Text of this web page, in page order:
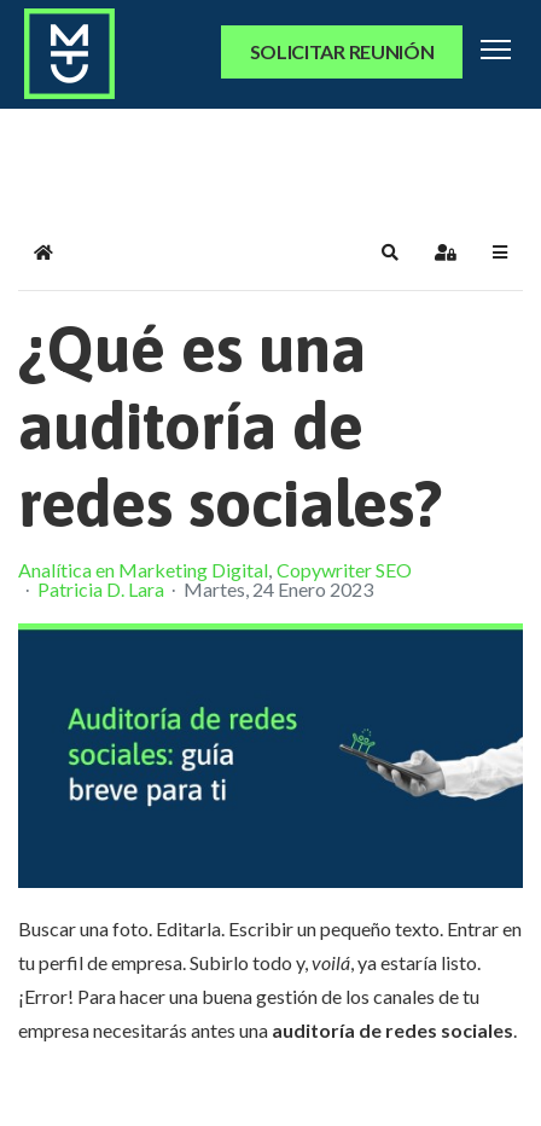
SOLICITAR REUNIÓN
Home SearchSign In
¿Qué es una
auditoría de
redes sociales?
Analítica en Marketing Digital Copywriter SEO
Patricia D. Lara
Martes, 24 Enero 2023
Buscar una foto. Editarla. Escribir un pequeño texto. Entrar en
tu perfil de empresa. Subirlo todo y, voilá , ya estaría listo.
¡Error! Para hacer una buena gestión de los canales de tu
empresa necesitarás antes una auditoría de redes sociales